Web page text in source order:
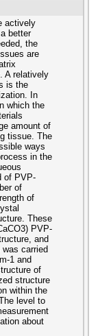
actively
better
the
are
A relatively
is the
In
which the
amount of
tissue. The
ways
in the
of PVP-
of
of
These
PVP-
and
carried
1 and
of
structure
within the
level to
about